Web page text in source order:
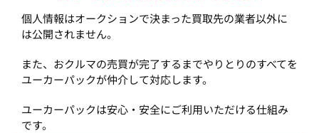
個人情報はオークションで決まった買取先の業者以外に
は公開されません。
また、おクルマの売買が完了するまでやりとりのすべてを
ユーカーパックが仲介して対応します。
ユーカーパックは安心・安全にご利用いただける仕組み
です。